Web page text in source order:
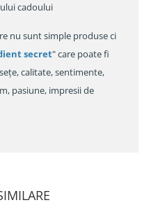
cadoului
nu sunt simple produse ci
secret" care poate fi
calitate, sentimente,
pasiune, impresii de